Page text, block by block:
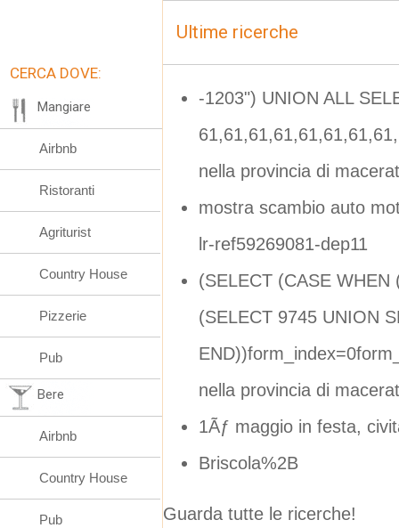
Ultime ricerche
-1203") UNION ALL
nella provincia di
mostra scambio auto
lr-ref59269081-dep11
(SELECT (CASE
(SELECT 9745 UNION
nella provincia di
1Ãƒ maggio in festa,
Briscola%2B
Guarda tutte le ricerche!
CERCA DOVE:
Mangiare
Airbnb
Ristoranti
Agriturist
Country House
Pizzerie
Pub
Bere
Airbnb
Country House
Pub